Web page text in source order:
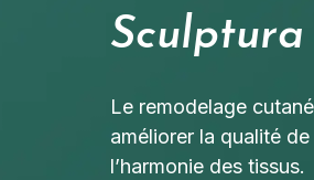
Le remodelage
améliorer la qualité
l’harmonie des tissus.